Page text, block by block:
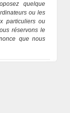
quelque
ou les
particuliers ou
réservons le
que nous